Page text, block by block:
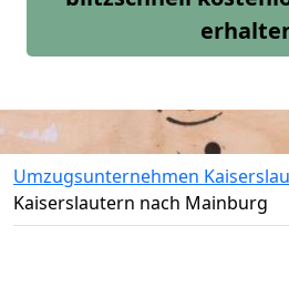
Umzugsunternehmen
Kaiserslautern nach Mainburg